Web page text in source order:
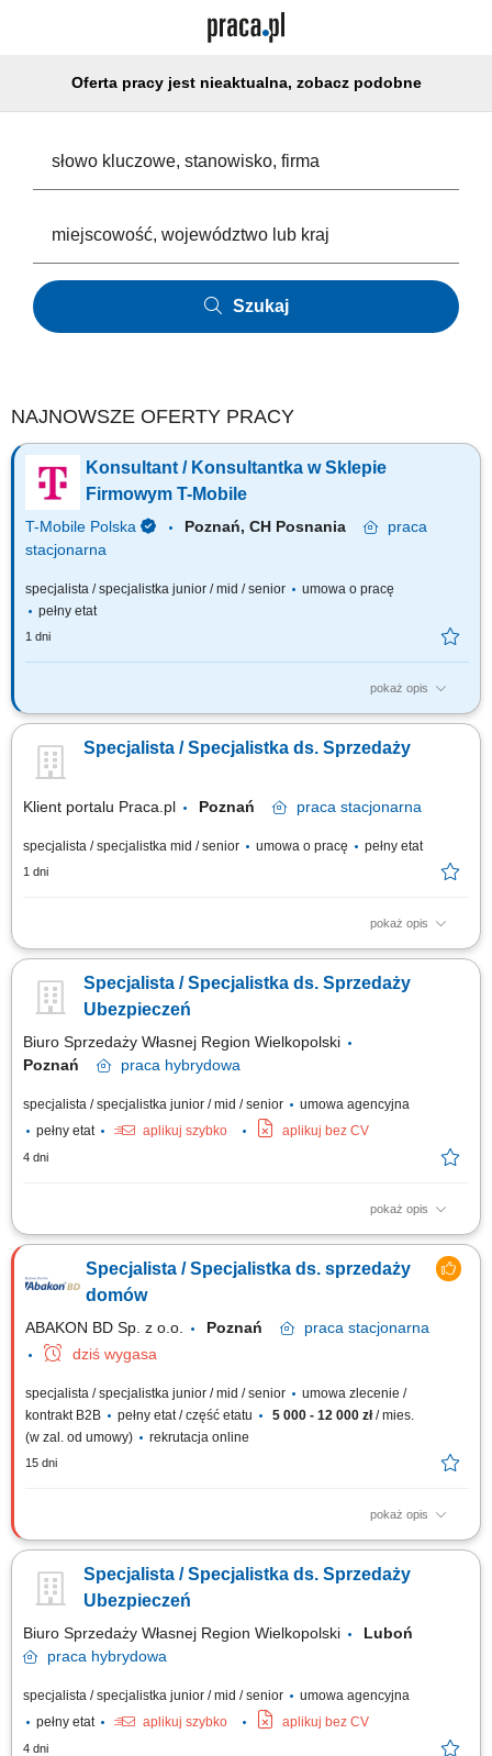
Oferta pracy jest nieaktualna, zobacz podobne
Szukaj
NAJNOWSZE OFERTY PRACY
Konsultant / Konsultantka w Sklepie
Firmowym T-Mobile
T-Mobile Polska Poznań, CH Posnania
praca
stacjonarna
specjalista / specjalistka junior / mid / senior
umowa o pracę
pełny etat
1 dni
pokaż opis
Zadania, które na Ciebie czekają: 50% bieżąca obsługa klienta i
obsługa Klientów T-Mobile; Sprzedaż pełnej gamy produktów i usług
świadczonych przez T-Mobile z wykorzystaniem dostępnych kanałów
Specjalista / Specjalistka ds. Sprzedaży
Klient portalu Praca.pl Poznań praca stacjonarna
specjalista / specjalistka mid / senior umowa o pracę pełny etat
1 dni
pokaż opis
Aktywne poszukiwanie firm chętnych do współpracy. Samodzielne
potrzeb klienta. Prowadzenie rozmów i negocjacji cenowych, które
kończą się podpisaniem umowy. Dbanie o to, by obecni kontrahenci byli
Specjalista / Specjalistka ds. Sprzedaży
Ubezpieczeń
Biuro Sprzedaży Własnej Region Wielkopolski
Poznań
praca hybrydowa
specjalista / specjalistka junior / mid / senior
umowa agencyjna
pełny etat
aplikuj szybko aplikuj bez CV
4 dni
pokaż opis
Zakres obowiązków: aktywne pozyskiwanie oraz obsługa klientów
indywidualnych i biznesowych, prowadzenie spotkań z klientami w formie
bezpośredniej, telefonicznej lub online, analiza potrzeb klientów oraz
dobór odpowiednich rozwiązań ubezpieczeniowych, budowanie
Specjalista / Specjalistka ds. sprzedaży
domów
ABAKON BD Sp. z o.o. Poznań praca stacjonarna
dziś wygasa
specjalista / specjalistka junior / mid / senior
umowa zlecenie /
kontrakt B2B
pełny etat / część etatu 5 000 - 12 000 zł/ mies.
(w zal. od umowy)
rekrutacja online
15 dni
pokaż opis
Godziny: 6-8; Współpraca: B2B, zlecenie; Co będzie należeć do Twoich
domu z prefabrykatów keramzytowych, prowadzenie spotkań z klientami i
negocjowanie warunków umów, realizacja celów sprzedażowych, dbanie
Specjalista / Specjalistka ds. Sprzedaży
Ubezpieczeń
Biuro Sprzedaży Własnej Region Wielkopolski
Luboń
praca hybrydowa
specjalista / specjalistka junior / mid / senior
umowa agencyjna
pełny etat
aplikuj szybko aplikuj bez CV
4 dni